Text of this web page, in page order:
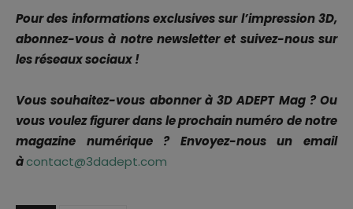
Pour des informations exclusives sur l’impression 3D,
abonnez-vous à notre newsletter et suivez-nous sur
les réseaux sociaux !
Vous souhaitez-vous abonner à 3D ADEPT Mag ? Ou
vous voulez figurer dans le prochain numéro de notre
magazine numérique ? Envoyez-nous un email
àcontact@3dadept.com